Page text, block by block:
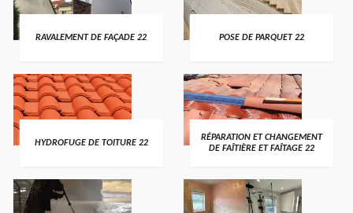
RAVALEMENT DE FAÇADE 22 POSE DE PARQUET 22
HYDROFUGE DE TOITURE 22
RÉPARATION ET CHANGEMENT
DE FAÎTIÈRE ET FAÎTAGE 22